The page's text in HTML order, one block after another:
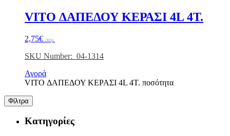
VITO ΔΑΠΕΔΟΥ ΚΕΡΑΣΙ 4L 4T.
2,75€ /τεμ.
SKU Number: 04-1314
Αγορά
VITO ΔΑΠΕΔΟΥ ΚΕΡΑΣΙ 4L 4T. ποσότητα
Φίλτρα
Κατηγορίες